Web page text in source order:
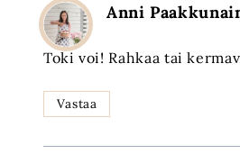
Anni
Toki voi! Rahkaa tai
Vastaa